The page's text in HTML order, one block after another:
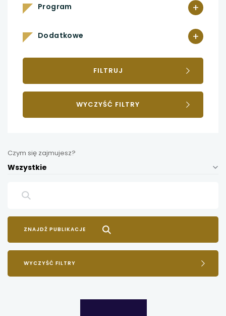
+
Program
+
Dodatkowe
FILTRUJ
WYCZYŚĆ FILTRY
Czym się zajmujesz?
Wszystkie
WYCZYŚĆ FILTRY